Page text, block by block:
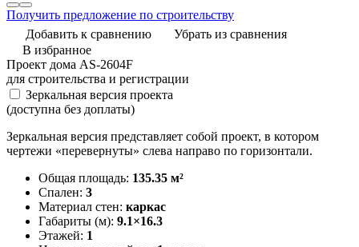
Получить предложение по строительству
Добавить к сравнению
Убрать из сравнения
В избранное
Проект дома AS-2604F
для строительства и регистрации
Зеркальная версия проекта
(доступна без доплаты)
Зеркальная версия представляет собой проект, в котором
чертежи «перевернуты» слева направо по горизонтали.
Общая площадь: 135.35 м²
Спален: 3
Материал стен: каркас
Габариты (м): 9.1×16.3
Этажей: 1